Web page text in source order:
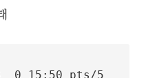
0 15:50 pts/5